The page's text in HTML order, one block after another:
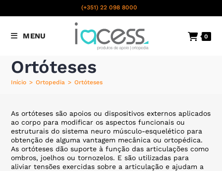
(+351) 22 098 8000
nacional
MENU 0
Ortóteses
Início > Ortopedia > Ortóteses
As ortóteses são apoios ou dispositivos externos aplicados
ao corpo para modificar os aspectos funcionais ou
estruturais do sistema neuro músculo-esquelético para
obtenção de alguma vantagem mecânica ou ortopédica.
As ortóteses dão suporte à função das articulações como
ombros, joelhos ou tornozelos. E são utilizadas para
aliviar tensões exercidas sobre a articulação e ajudam a